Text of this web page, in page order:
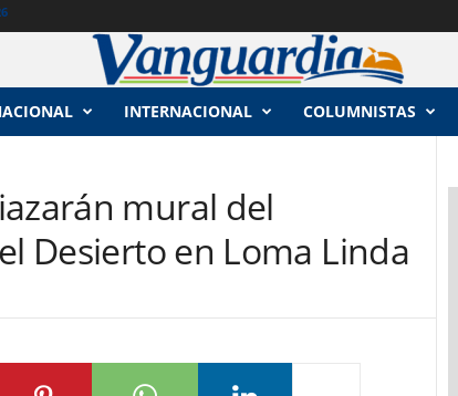
INTERNACIONAL COLUMNISTAS
mural del
Desierto en Loma Linda